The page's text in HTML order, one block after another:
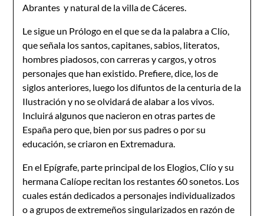
Abrantes y natural de la villa de Cáceres.
Le sigue un Prólogo en el que se da la palabra a Clío,
que señala los santos, capitanes, sabios, literatos,
hombres piadosos, con carreras y cargos, y otros
personajes que han existido. Prefiere, dice, los de
siglos anteriores, luego los difuntos de la centuria de la
Ilustración y no se olvidará de alabar a los vivos.
Incluirá algunos que nacieron en otras partes de
España pero que, bien por sus padres o por su
educación, se criaron en Extremadura.
En el Epígrafe, parte principal de los Elogios, Clío y su
hermana Calíope recitan los restantes 60 sonetos. Los
cuales están dedicados a personajes individualizados
o a grupos de extremeños singularizados en razón de